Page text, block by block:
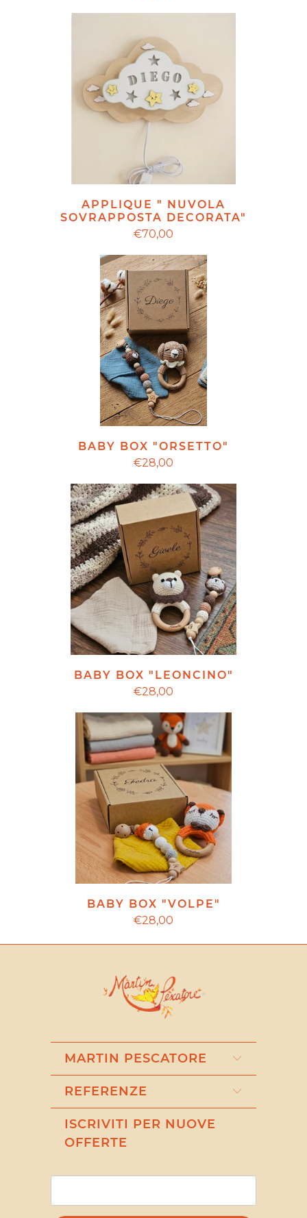
APPLIQUE " NUVOLA
SOVRAPPOSTA DECORATA"
€70,00
BABY BOX "ORSETTO"
€28,00
BABY BOX "LEONCINO"
€28,00
BABY BOX "VOLPE"
€28,00
MARTIN PESCATORE
REFERENZE
ISCRIVITI PER NUOVE
OFFERTE